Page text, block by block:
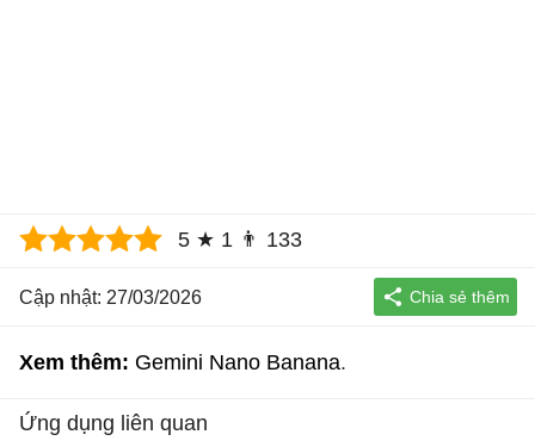
5 ★ 1 👨 133
Cập nhật: 27/03/2026
Xem thêm: Gemini Nano Banana
Ứng dụng liên quan